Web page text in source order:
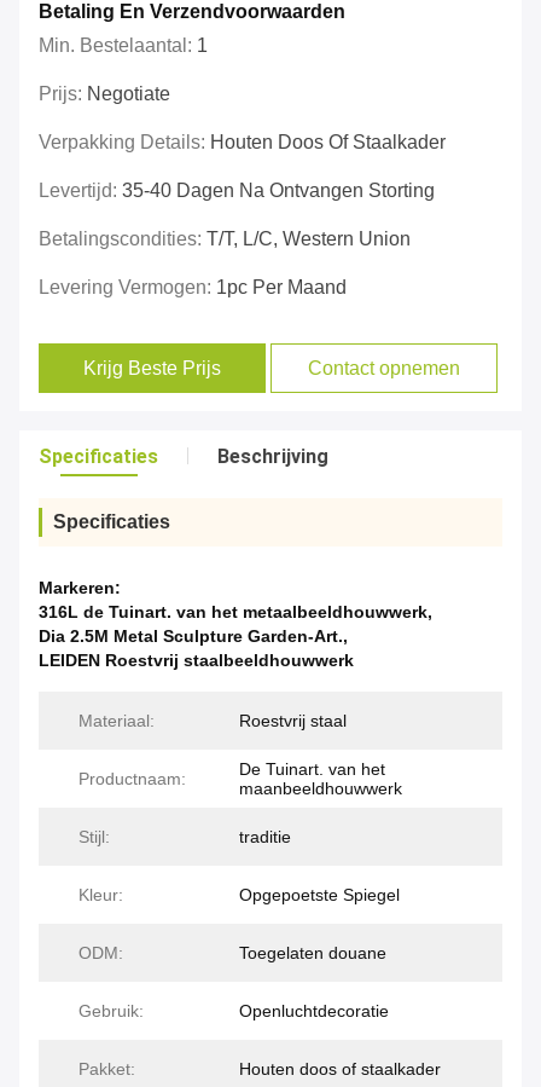
Betaling En Verzendvoorwaarden
Min. Bestelaantal: 1
Prijs: Negotiate
Verpakking Details: Houten Doos Of Staalkader
Levertijd: 35-40 Dagen Na Ontvangen Storting
Betalingscondities: T/T, L/C, Western Union
Levering Vermogen: 1pc Per Maand
Krijg Beste Prijs Contact opnemen
Specificaties Beschrijving
Specificaties
Markeren:
316L de Tuinart. van het metaalbeeldhouwwerk,
Dia 2.5M Metal Sculpture Garden-Art.,
LEIDEN Roestvrij staalbeeldhouwwerk
Materiaal: Roestvrij staal
Productnaam:
De Tuinart. van het
maanbeeldhouwwerk
Stijl: traditie
Kleur: Opgepoetste Spiegel
ODM: Toegelaten douane
Gebruik: Openluchtdecoratie
Pakket: Houten doos of staalkader